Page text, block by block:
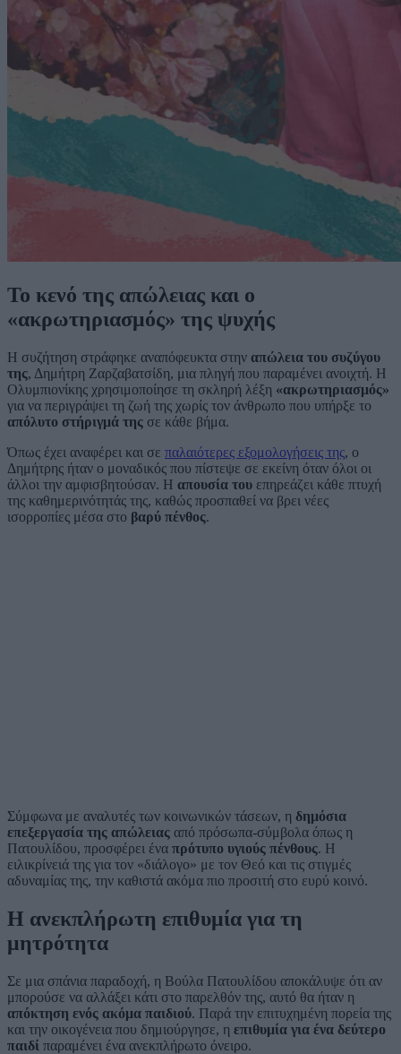
Το κενό της απώλειας και ο
«ακρωτηριασμός» της ψυχής
Η συζήτηση στράφηκε αναπόφευκτα στην απώλεια του συζύγου
της, Δημήτρη Ζαρζαβατσίδη, μια πληγή που παραμένει ανοιχτή. Η
Ολυμπιονίκης χρησιμοποίησε τη σκληρή λέξη «ακρωτηριασμός»
για να περιγράψει τη ζωή της χωρίς τον άνθρωπο που υπήρξε το
απόλυτο στήριγμά της σε κάθε βήμα.
Όπως έχει αναφέρει και σε παλαιότερες εξομολογήσεις της, ο
Δημήτρης ήταν ο μοναδικός που πίστεψε σε εκείνη όταν όλοι οι
άλλοι την αμφισβητούσαν. Η απουσία του επηρεάζει κάθε πτυχή
της καθημερινότητάς της, καθώς προσπαθεί να βρει νέες
ισορροπίες μέσα στο βαρύ πένθος.
Σύμφωνα με αναλυτές των κοινωνικών τάσεων, η δημόσια
επεξεργασία της απώλειας από πρόσωπα-σύμβολα όπως η
Πατουλίδου, προσφέρει ένα πρότυπο υγιούς πένθους. Η
ειλικρίνειά της για τον «διάλογο» με τον Θεό και τις στιγμές
αδυναμίας της, την καθιστά ακόμα πιο προσιτή στο ευρύ κοινό.
Η ανεκπλήρωτη επιθυμία για τη
μητρότητα
Σε μια σπάνια παραδοχή, η Βούλα Πατουλίδου αποκάλυψε ότι αν
μπορούσε να αλλάξει κάτι στο παρελθόν της, αυτό θα ήταν η
απόκτηση ενός ακόμα παιδιού. Παρά την επιτυχημένη πορεία της
και την οικογένεια που δημιούργησε, η επιθυμία για ένα δεύτερο
παιδί παραμένει ένα ανεκπλήρωτο όνειρο.